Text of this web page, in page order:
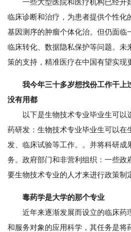
一些大型医院和医疗机构已经开
临床诊断和治疗，为患者提供个性化
基因测序的肿瘤个体化治。但仍面临
临床转化、数据隐私保护等问题。未
策的支持，精准医疗在中国有望实现
我今年三十多岁想找份工作干上
没有用都
以下是生物技术专业毕业生可以
药研发：生物技术专业毕业生可以在
发、临床试验等工作。。并将科研成
务。政府部门和非营利组织：一些政
要生物技术专业的人才来进行政策制
毒药学是大学的那个专业
近年来逐渐发展而设立的临床药
和服务对象的应用科学，其任务是将